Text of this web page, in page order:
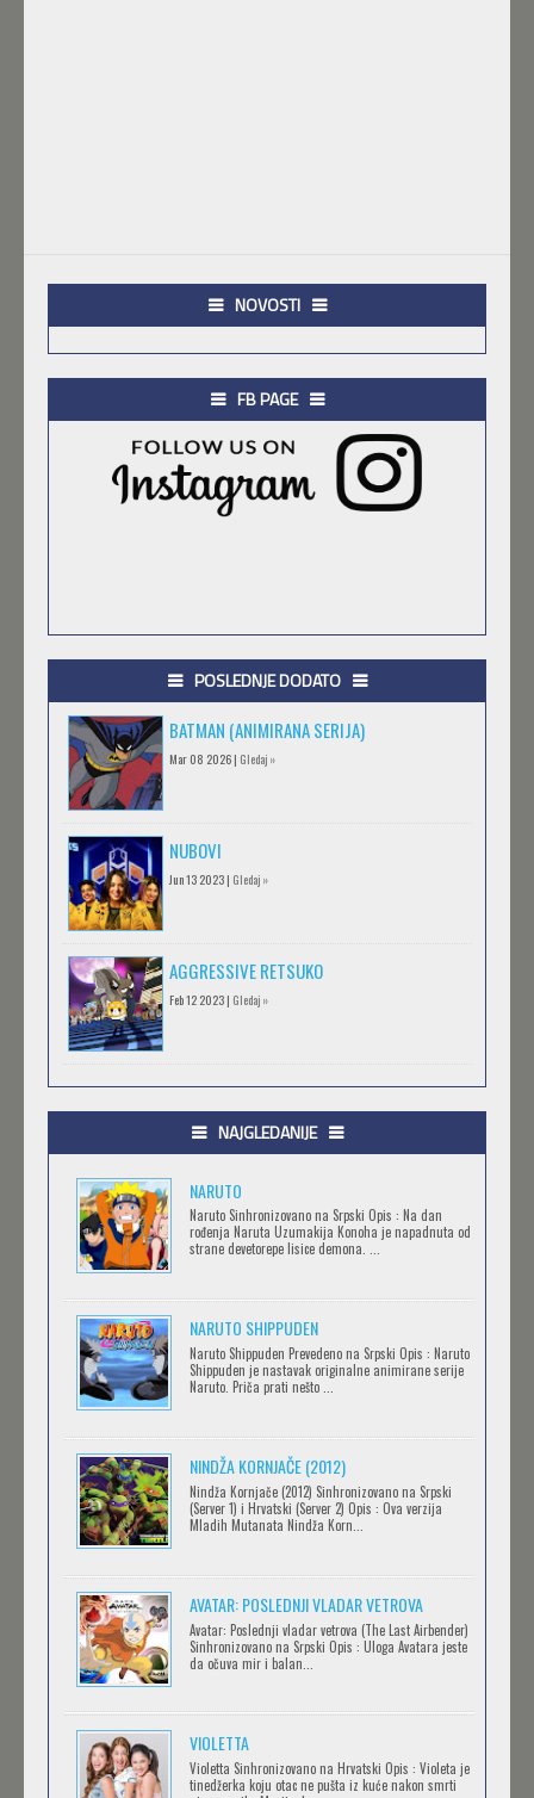
NOVOSTI
FB PAGE
POSLEDNJE DODATO
BATMAN (ANIMIRANA SERIJA)
Mar 08 2026 | Gledaj »
NUBOVI
Jun 13 2023 | Gledaj »
AGGRESSIVE RETSUKO
Feb 12 2023 | Gledaj »
.HACK//GIFT
.HACK//LIMINALITY
Feb 12 2023 |Gledaj »
SOVA I EKIPA
Feb 12 2023 |Gledaj »
BLOODIVORES
Feb 12 2023 |Gledaj »
AVANTURE KIDA OPASNOST
Feb 12 2023 |Gledaj »
IPAK SE OKREĆE (GALILEO: EPPUR SI MUOVE)
NAJGLEDANIJE
NARUTO
Naruto Sinhronizovano na Srpski Opis : Na dan
rođenja Naruta Uzumakija Konoha je napadnuta od
strane devetorepe lisice demona. ...
NARUTO SHIPPUDEN
Naruto Shippuden Prevedeno na Srpski Opis : Naruto
Shippuden je nastavak originalne animirane serije
Naruto. Priča prati nešto ...
NINDŽA KORNJAČE (2012)
Nindža Kornjače (2012) Sinhronizovano na Srpski
(Server 1) i Hrvatski (Server 2) Opis : Ova verzija
Mladih Mutanata Nindža Korn...
AVATAR: POSLEDNJI VLADAR VETROVA
Avatar: Poslednji vladar vetrova (The Last Airbender)
Sinhronizovano na Srpski Opis : Uloga Avatara jeste
da očuva mir i balan...
VIOLETTA
Violetta Sinhronizovano na Hrvatski Opis : Violeta je
tinedžerka koju otac ne pušta iz kuće nakon smrti